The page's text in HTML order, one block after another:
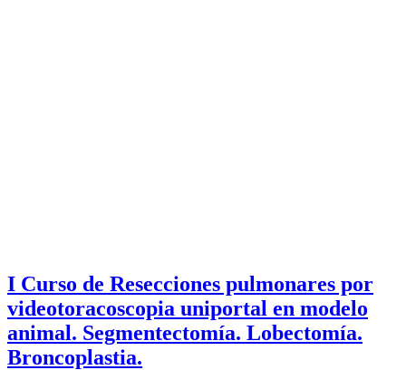
I Curso de Resecciones pulmonares por
videotoracoscopia uniportal en modelo
animal. Segmentectomía. Lobectomía.
Broncoplastia.